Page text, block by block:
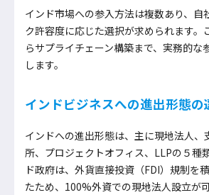
インド市場への参入方法は複数あり、自
ク許容度に応じた選択が求められます。
らサプライチェーン構築まで、実務的な
します。
インドビジネスへの進出形態の
インドへの進出形態は、主に現地法人、
所、プロジェクトオフィス、LLPの５種
ド政府は、外貨直接投資（FDI）規制を
たため、100%外資での現地法人設立が